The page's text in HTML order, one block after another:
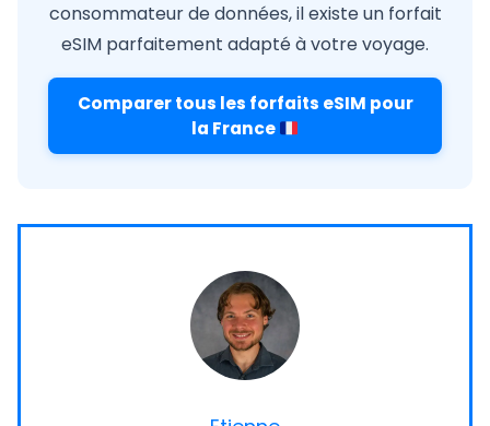
consommateur de données, il existe un forfait
eSIM parfaitement adapté à votre voyage.
Comparer tous les forfaits eSIM pour
la France